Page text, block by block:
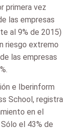
primera vez
las empresas
al 9% de 2015)
riesgo extremo
las empresas
e Iberinform
School, registra
en el
el 43% de